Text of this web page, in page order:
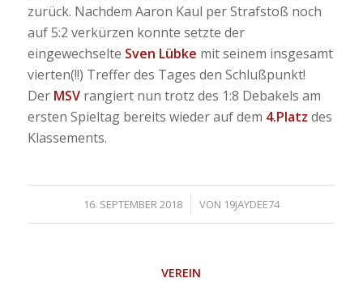
zurück. Nachdem Aaron Kaul per Strafstoß noch
auf 5:2 verkürzen konnte setzte der
eingewechselte Sven Lübke mit seinem insgesamt
vierten(!!) Treffer des Tages den Schlußpunkt!
Der MSV rangiert nun trotz des 1:8 Debakels am
ersten Spieltag bereits wieder auf dem 4.Platz des
Klassements.
16. SEPTEMBER 2018
/ VON 19JAYDEE74
VEREIN